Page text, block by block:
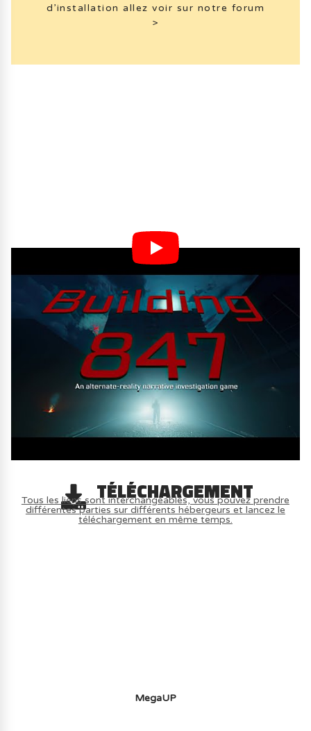
d’installation allez voir sur notre forum
>
TÉLÉCHARGEMENT
Tous les liens sont interchangeables, vous pouvez prendre
différentes parties sur différents hébergeurs et lancez le
téléchargement en même temps.
MegaUP